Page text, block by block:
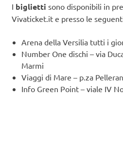
I biglietti sono disponibili in
Vivaticket.it e presso le
Arena della Versilia tutti i
Number One dischi – via
Marmi
Viaggi di Mare – p.za
Info Green Point – viale IV